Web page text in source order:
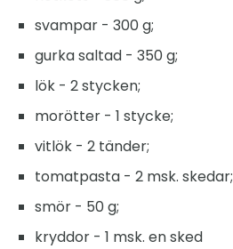
svampar - 300 g;
gurka saltad - 350 g;
lök - 2 stycken;
morötter - 1 stycke;
vitlök - 2 tänder;
tomatpasta - 2 msk. skedar;
smör - 50 g;
kryddor - 1 msk. en sked